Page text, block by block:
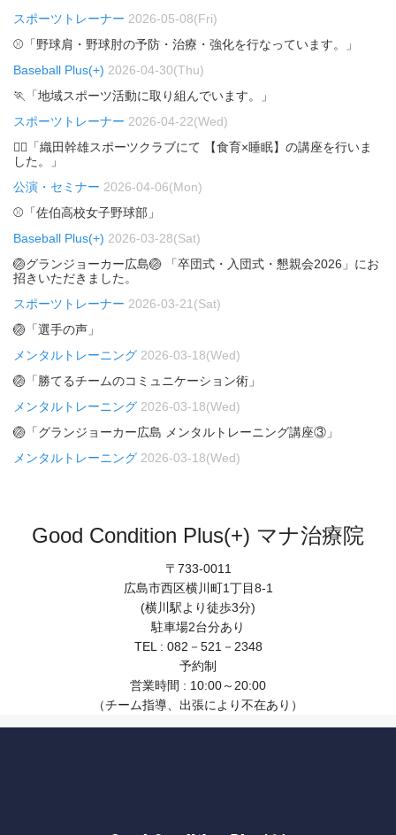
スポーツトレーナー 2026-05-08(Fri)
⚾「野球肩・野球肘の予防・治療・強化を行なっています。」
Baseball Plus(+) 2026-04-30(Thu)
🏃「地域スポーツ活動に取り組んでいます。」
スポーツトレーナー 2026-04-22(Wed)
🏃‍♂️「織田幹雄スポーツクラブにて 【食育×睡眠】の講座を行いま
した。」
公演・セミナー 2026-04-06(Mon)
⚾「佐伯高校女子野球部」
Baseball Plus(+) 2026-03-28(Sat)
🏐グランジョーカー広島🏐 「卒団式・入団式・懇親会2026」にお
招きいただきました。
スポーツトレーナー 2026-03-21(Sat)
🏐「選手の声」
メンタルトレーニング 2026-03-18(Wed)
🏐「勝てるチームのコミュニケーション術」
メンタルトレーニング 2026-03-18(Wed)
🏐「グランジョーカー広島 メンタルトレーニング講座③」
メンタルトレーニング 2026-03-18(Wed)
Good Condition Plus(+) マナ治療院
〒733-0011
広島市西区横川町1丁目8-1
(横川駅より徒歩3分)
駐車場2台分あり
TEL : 082－521－2348
予約制
営業時間 : 10:00～20:00
（チーム指導、出張により不在あり）